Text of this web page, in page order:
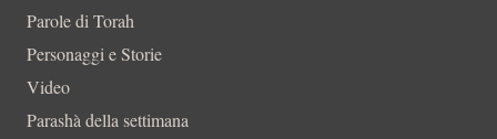
Parole di Torah
Personaggi e Storie
Video
Parashà della settimana